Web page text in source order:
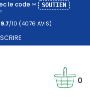
le code ✂ SOUTIEN
9.7/10 (4076 AVIS)
0